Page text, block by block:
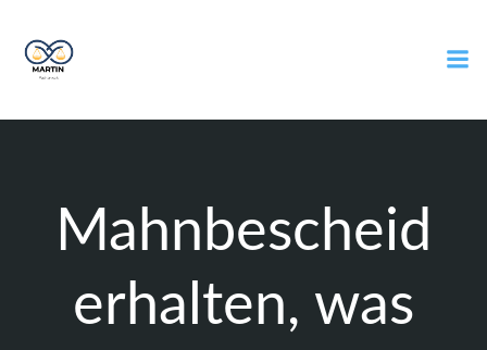
Mahnbescheid
erhalten, was